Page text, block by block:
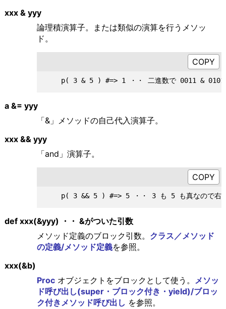
xxx & yyy
論理積演算子。または類似の演算を行うメソッ
ド。
a &= yyy
「&」メソッドの自己代入演算子。
xxx && yyy
「and」演算子。
def xxx(&yyy) ・・ &がついた引数
メソッド定義のブロック引数。 クラス／メソッド
の定義/メソッド定義を参照。
xxx(&b)
Procオブジェクトをブロックとして使う。
メソッ
ド呼び出し(super・ブロック付き・yield)/ブロッ
ク付きメソッド呼び出し を参照。